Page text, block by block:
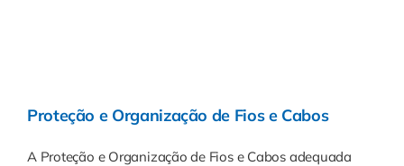
Proteção e Organização de Fios e Cabos
A Proteção e Organização de Fios e Cabos adequada